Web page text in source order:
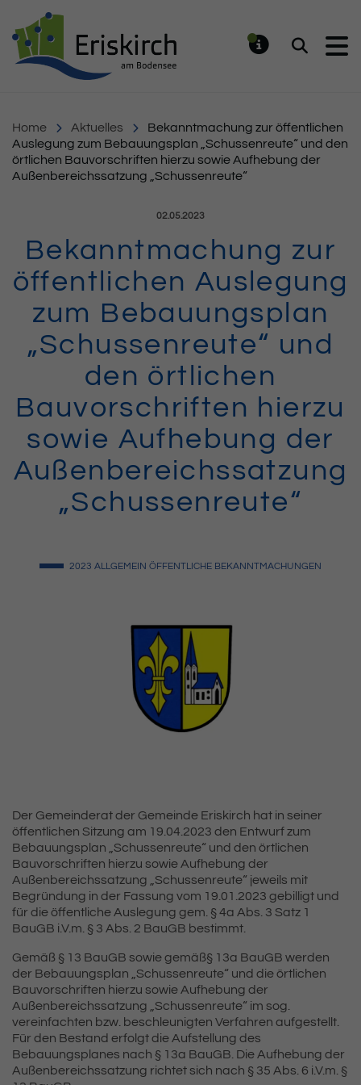
Suchen
Home Aktuelles
Bekanntmachung zur öffentlichen
Auslegung zum Bebauungsplan „Schussenreute“ und den
örtlichen Bauvorschriften hierzu sowie Aufhebung der
Außenbereichssatzung „Schussenreute“
Veröffentlicht am:
02.05.2023
Bekanntmachung zur
öffentlichen Auslegung
zum Bebauungsplan
„Schussenreute“ und
den örtlichen
Bauvorschriften hierzu
sowie Aufhebung der
Außenbereichssatzung
„Schussenreute“
2023 ALLGEMEIN ÖFFENTLICHE BEKANNTMACHUNGEN
Der Gemeinderat der Gemeinde Eriskirch hat in seiner
öffentlichen Sitzung am 19.04.2023 den Entwurf zum
Bebauungsplan „Schussenreute“ und den örtlichen
Bauvorschriften hierzu sowie Aufhebung der
Außenbereichssatzung „Schussenreute“ jeweils mit
Begründung in der Fassung vom 19.01.2023 gebilligt und
für die öffentliche Auslegung gem. § 4a Abs. 3 Satz 1
BauGB i.V.m. § 3 Abs. 2 BauGB bestimmt.
Gemäß § 13 BauGB sowie gemäß§ 13a BauGB werden
der Bebauungsplan „Schussenreute“ und die örtlichen
Bauvorschriften hierzu sowie Aufhebung der
Außenbereichssatzung „Schussenreute“ im sog.
vereinfachten bzw. beschleunigten Verfahren aufgestellt.
Für den Bestand erfolgt die Aufstellung des
Bebauungsplanes nach § 13a BauGB. Die Aufhebung der
Außenbereichssatzung richtet sich nach § 35 Abs. 6 i.V.m. §